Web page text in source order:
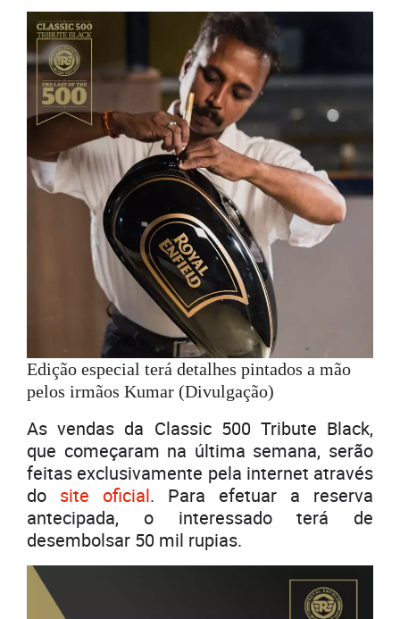
Edição especial terá detalhes pintados a mão
pelos irmãos Kumar (Divulgação)
As vendas da Classic 500 Tribute Black,
que começaram na última semana, serão
feitas exclusivamente pela internet através
do site oficial. Para efetuar a reserva
antecipada, o interessado terá de
desembolsar 50 mil rupias.